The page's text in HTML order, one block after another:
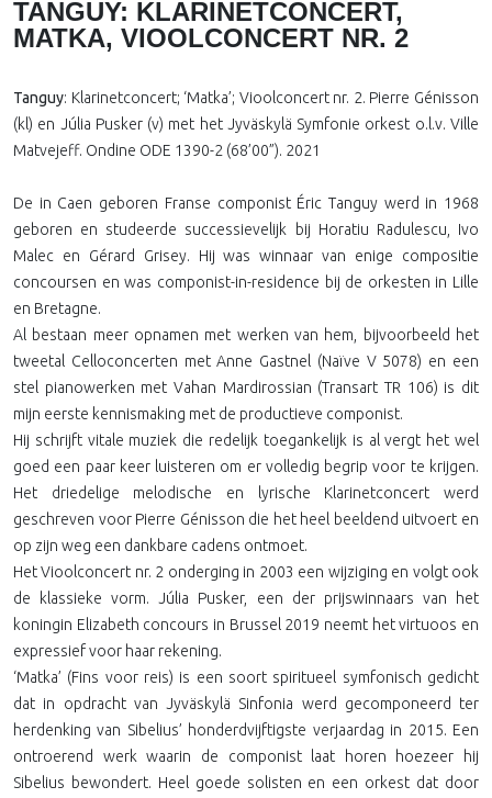
TANGUY: KLARINETCONCERT,
MATKA, VIOOLCONCERT NR. 2
Tanguy: Klarinetconcert; ‘Matka’; Vioolconcert nr. 2. Pierre Génisson
(kl) en Júlia Pusker (v) met het Jyväskylä Symfonie orkest o.l.v. Ville
Matvejeff. Ondine ODE 1390-2 (68’00”). 2021
De in Caen geboren Franse componist Éric Tanguy werd in 1968
geboren en studeerde successievelijk bij Horatiu Radulescu, Ivo
Malec en Gérard Grisey. Hij was winnaar van enige compositie
concoursen en was componist-in-residence bij de orkesten in Lille
en Bretagne.
Al bestaan meer opnamen met werken van hem, bijvoorbeeld het
tweetal Celloconcerten met Anne Gastnel (Naïve V 5078) en een
stel pianowerken met Vahan Mardirossian (Transart TR 106) is dit
mijn eerste kennismaking met de productieve componist.
Hij schrijft vitale muziek die redelijk toegankelijk is al vergt het wel
goed een paar keer luisteren om er volledig begrip voor te krijgen.
Het driedelige melodische en lyrische Klarinetconcert werd
geschreven voor Pierre Génisson die het heel beeldend uitvoert en
op zijn weg een dankbare cadens ontmoet.
Het Vioolconcert nr. 2 onderging in 2003 een wijziging en volgt ook
de klassieke vorm. Júlia Pusker, een der prijswinnaars van het
koningin Elizabeth concours in Brussel 2019 neemt het virtuoos en
expressief voor haar rekening.
‘Matka’ (Fins voor reis) is een soort spiritueel symfonisch gedicht
dat in opdracht van Jyväskylä Sinfonia werd gecomponeerd ter
herdenking van Sibelius’ honderdvijftigste verjaardag in 2015. Een
ontroerend werk waarin de componist laat horen hoezeer hij
Sibelius bewondert. Heel goede solisten en een orkest dat door